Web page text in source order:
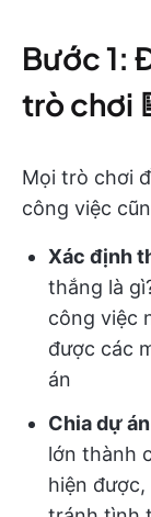
Bước 1:
trò chơi
Mọi trò chơi
công việc
Xác định
thắng là
công việc
được các
án
Chia dự
lớn thành
hiện